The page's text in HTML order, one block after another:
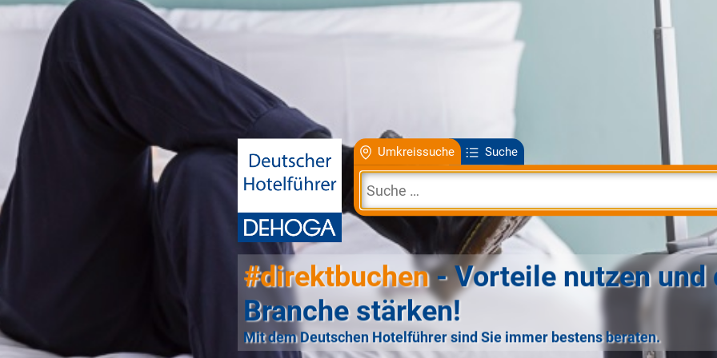
Umkreissuche Suche
#direktbuchen- Vorteile nutzen und
Branche stärken!
Mit dem Deutschen Hotelführer sind Sie immer bestens beraten.